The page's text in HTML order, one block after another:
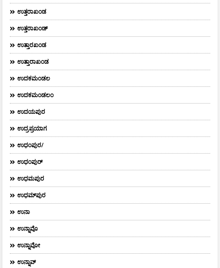
ಉತ್ತರಾಖಂಡ
ಉತ್ತರಾಖಂಡ್
ಉತ್ತಾರಖಂಡ
ಉತ್ತಾರಾಖಂಡ
ಉದಕಮಂಡಲ
ಉದಕಮಂಡಲಂ
ಉದಯಪುರ
ಉದ್ರಪ್ರಯಾಗ
ಉಧಂಪುರ/
ಉಧಂಪುರ್
ಉಧಮಪುರ
ಉಧಮ್‌ಪುರ
ಉನಾ
ಉನ್ನಾವೊ
ಉನ್ನಾವೋ
ಉನ್ನಾವ್